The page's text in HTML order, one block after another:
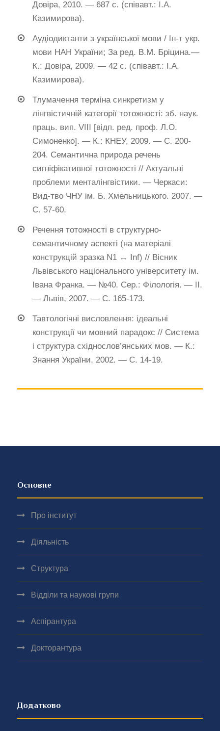
Довіра, 2010. — 687 с. (співавт.: І.А.
Казимирова).
Аудіодиктанти з української мови / Ін-т укр.
мови НАН України; За ред. В.М. Бріцина.—
К.: Довіра, 2009. — 42 с. (співавт.: І.А.
Казимирова).
Тлумачення терміна синкретизм у
лінгвістичній категорії тотожності: зб. наук.
праць. вип. VIII [відп. ред. проф. Л.О.
Симоненко]. — К.: КНЕУ, 2009. — С. 200-
204. Семантична природа речень
сигніфікативної тотожності // Актуальні
проблеми менталінгвістики. — Черкаси:
Вид-тво ЧНУ ім. Б. Хмельницького. 2007. —
С. 57-60.
Речення тотожності в структурно-
семантичному аспекті (на матеріалі
конструкцій зразка N1 ↔ Inf) // Вісник
Львівського національного університету ім.
Івана Франка. — №40. Сер.: Філологія. — ІІ.
— Львів, 2007. — С. 165-173.
Тавтологічні висловлення: ідеальні
конструкції чи мовний парадокс // Система
і структура східнослов’янських мов. — К.:
Знання України, 2002. — С. 14-19.
Основне
Про інститут
Діяльність
Структура
Відділи та наукові групи
Аспірантура
Докторантура
Додатково